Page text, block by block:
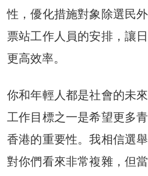
性，優化措施對象除選民
票站工作人員的安排，讓
更高效率。
你和年輕人都是社會的未
工作目標之一是希望更多
香港的重要性。我相信選
對你們看來非常複雜，但